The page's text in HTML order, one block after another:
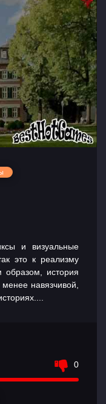
и визуальные
это к реализму
образом, история
навязчивой,
0